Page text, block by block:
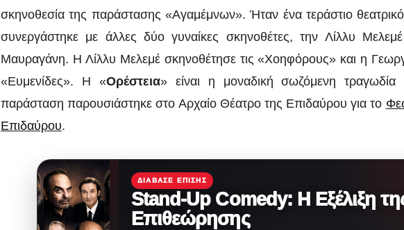
σκηνοθεσία της παράστασης «Αγαμέμνων». Ήταν ένα τεράστιο
συνεργάστηκε με άλλες δύο γυναίκες σκηνοθέτες, την Λίλλυ
Μαυραγάνη. Η Λίλλυ Μελεμέ σκηνοθέτησε τις «Χοηφόρους» και η
«Ευμενίδες». Η «Ορέστεια» είναι η μοναδική σωζόμενη
παράσταση παρουσιάστηκε στο Αρχαίο Θέατρο της Επιδαύρου για το
Επιδαύρου.
ΔΙΆΒΑΣΕ ΕΠΊΣΗΣ
Stand-Up Comedy: Η Εξέλιξη
Επιθεώρησης